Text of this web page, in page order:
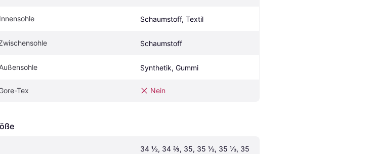
Innensohle Schaumstoff, Textil
Schaumstoff
Synthetik, Gummi
Tex Nein
34 ½, 34 ⅔, 35, 35 ½, 35 ⅓, 35